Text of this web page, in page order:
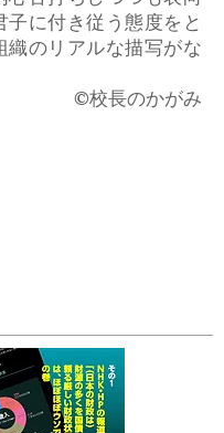
子に付き従う態度をと
織のリアルな描写がな
​©校長のかがみ